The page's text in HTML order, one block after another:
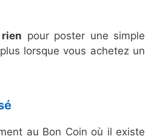
rien pour poster une simple
lorsque vous achetez un
au Bon Coin où il existe